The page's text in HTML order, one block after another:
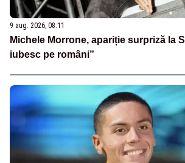
9 aug. 2026, 08:11
Michele Morrone, apariție surpriză la
iubesc pe români”